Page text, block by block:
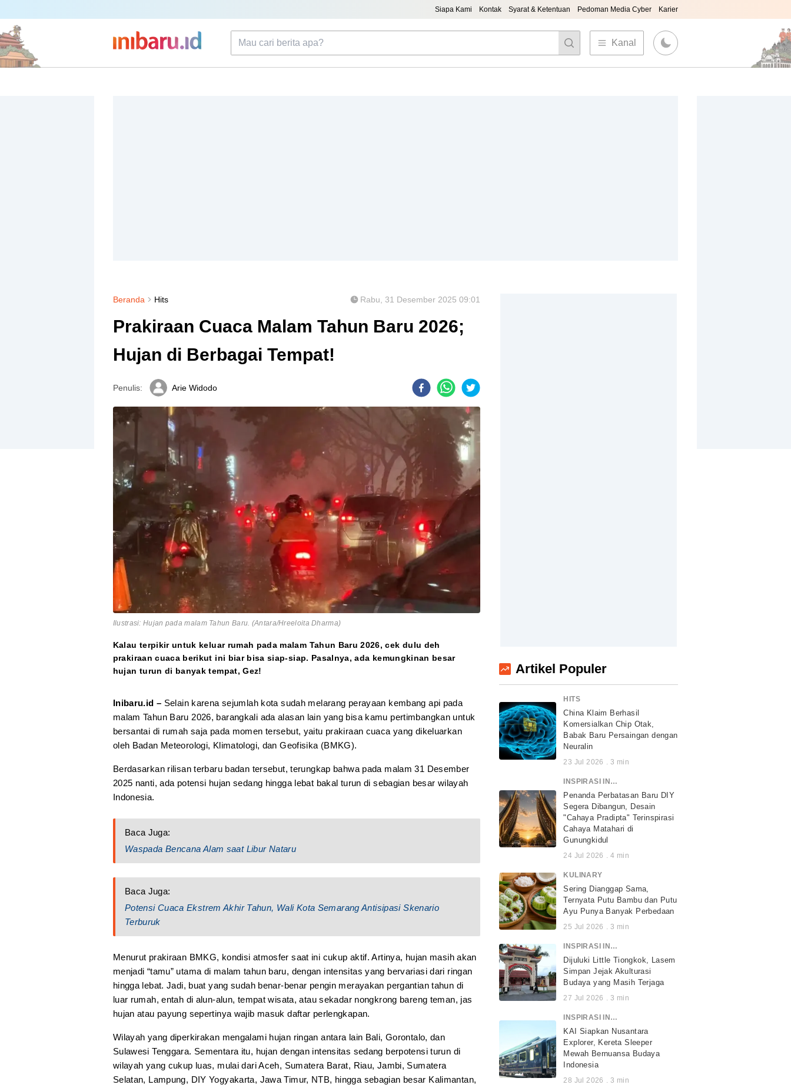
Siapa Kami Kontak Syarat & Ketentuan Pedoman Media Cyber Karier
Kanal
Beranda Hits Rabu, 31 Desember 2025 09:01
Prakiraan Cuaca Malam Tahun Baru 2026;
Hujan di Berbagai Tempat!
Penulis: Arie Widodo
Ilustrasi: Hujan pada malam Tahun Baru. (Antara/Hreeloita Dharma)
Kalau terpikir untuk keluar rumah pada malam Tahun Baru 2026, cek dulu deh
prakiraan cuaca berikut ini biar bisa siap-siap. Pasalnya, ada kemungkinan besar
hujan turun di banyak tempat, Gez!
Inibaru.id – Selain karena sejumlah kota sudah melarang perayaan kembang api pada
malam Tahun Baru 2026, barangkali ada alasan lain yang bisa kamu pertimbangkan untuk
bersantai di rumah saja pada momen tersebut, yaitu prakiraan cuaca yang dikeluarkan
oleh Badan Meteorologi, Klimatologi, dan Geofisika (BMKG).
Berdasarkan rilisan terbaru badan tersebut, terungkap bahwa pada malam 31 Desember
2025 nanti, ada potensi hujan sedang hingga lebat bakal turun di sebagian besar wilayah
Indonesia.
Baca Juga:
Waspada Bencana Alam saat Libur Nataru
Baca Juga:
Potensi Cuaca Ekstrem Akhir Tahun, Wali Kota Semarang Antisipasi Skenario
Terburuk
Menurut prakiraan BMKG, kondisi atmosfer saat ini cukup aktif. Artinya, hujan masih akan
menjadi “tamu” utama di malam tahun baru, dengan intensitas yang bervariasi dari ringan
hingga lebat. Jadi, buat yang sudah benar-benar pengin merayakan pergantian tahun di
luar rumah, entah di alun-alun, tempat wisata, atau sekadar nongkrong bareng teman, jas
hujan atau payung sepertinya wajib masuk daftar perlengkapan.
Wilayah yang diperkirakan mengalami hujan ringan antara lain Bali, Gorontalo, dan
Sulawesi Tenggara. Sementara itu, hujan dengan intensitas sedang berpotensi turun di
wilayah yang cukup luas, mulai dari Aceh, Sumatera Barat, Riau, Jambi, Sumatera
Selatan, Lampung, DIY Yogyakarta, Jawa Timur, NTB, hingga sebagian besar Kalimantan,
Artikel Populer
HITS
China Klaim Berhasil
Komersialkan Chip Otak,
Babak Baru Persaingan dengan
Neuralin
23 Jul 2026 . 3 min
INSPIRASI INDONESIA
Penanda Perbatasan Baru DIY
Segera Dibangun, Desain
"Cahaya Pradipta" Terinspirasi
Cahaya Matahari di
Gunungkidul
24 Jul 2026 . 4 min
KULINARY
Sering Dianggap Sama,
Ternyata Putu Bambu dan Putu
Ayu Punya Banyak Perbedaan
25 Jul 2026 . 3 min
INSPIRASI INDONESIA
Dijuluki Little Tiongkok, Lasem
Simpan Jejak Akulturasi
Budaya yang Masih Terjaga
27 Jul 2026 . 3 min
INSPIRASI INDONESIA
KAI Siapkan Nusantara
Explorer, Kereta Sleeper
Mewah Bernuansa Budaya
Indonesia
28 Jul 2026 . 3 min